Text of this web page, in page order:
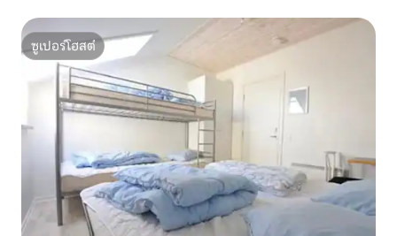
ซูเปอร์โฮสต์
ซูเปอร์โฮสต์